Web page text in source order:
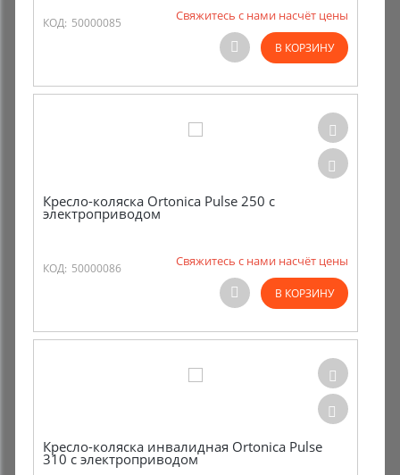
КОД: 50000085 Свяжитесь с нами насчёт цены
В КОРЗИНУ
Кресло-коляска Ortonica Pulse 250 с
электроприводом
КОД: 50000086 Свяжитесь с нами насчёт цены
В КОРЗИНУ
Кресло-коляска инвалидная Ortonica Pulse
310 с электроприводом